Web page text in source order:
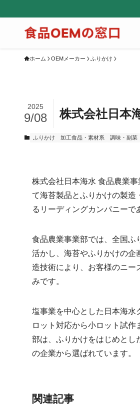
ホーム OEMメーカー ふりかけ
株式会社日本
2025
9/08
ふりかけ 加工食品・素材系 調味・副菜
株式会社日本海水 食品農業
て海苔製品とふりかけの製
るリーディングカンパニーで
食品農業事業部では、全国ふ
活かし、海苔やふりかけの企
造技術により、お客様のニー
みです。
塩事業を中心とした日本海水
ロット対応から小ロット試
部は、ふりかけをはじめとし
の企業から選ばれています。
関連記事